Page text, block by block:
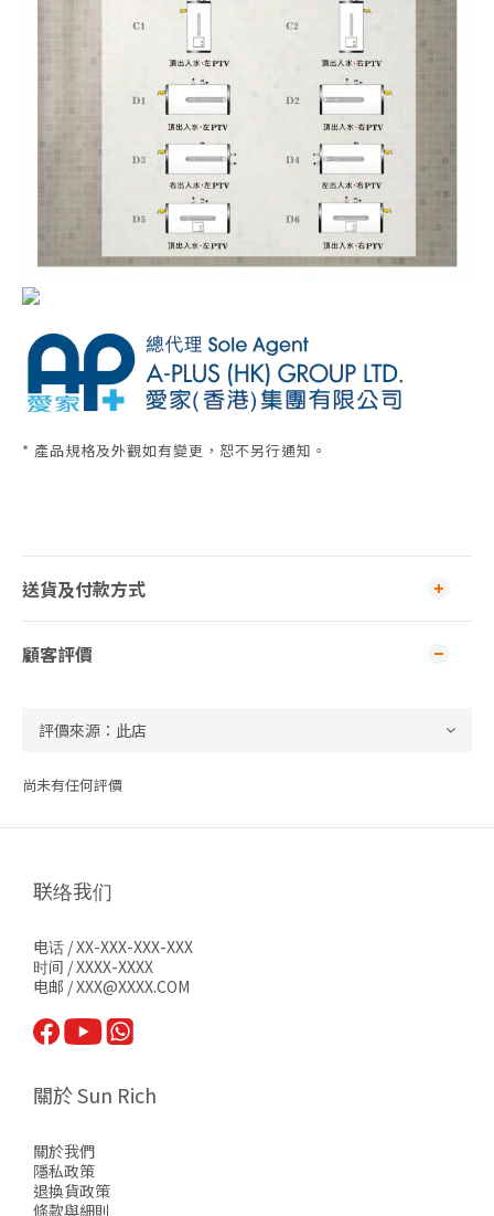
* 產品規格及外觀如有變更，恕不另行通知。
送貨及付款方式
顧客評價
尚未有任何評價
联络我们
电话 / XX-XXX-XXX-XXX
时间 / XXXX-XXXX
电邮 / XXX@XXXX.COM
關於 Sun Rich
關於我們
隱私政策
退換貨政策
條款與細則